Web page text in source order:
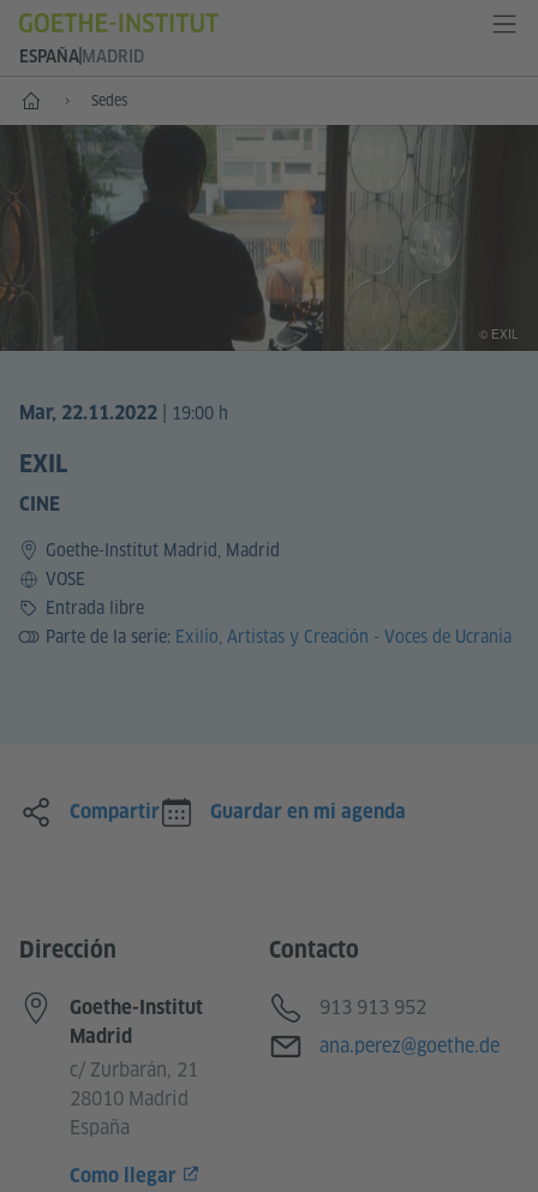
ESPAÑA MADRID
Inicio Sedes
Mar, 22.11.2022 | 19:00 h
EXIL
CINE
Goethe-Institut Madrid, Madrid
Idioma
VOSE
PrecioEntrada libre
Parte de la serie: Exilio, Artistas y Creación - Voces de Ucrania
© EXIL
Compartir Guardar en mi agenda
Dirección
Goethe-Institut
Madrid
c/ Zurbarán, 21
28010 Madrid
España
Como llegar
Contacto
Teléfono
913 913 952
Correo electrónico
ana.perez@goethe.de